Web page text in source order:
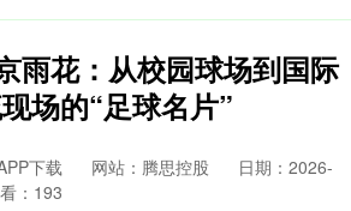
雨花：从校园球场到国际
场的“足球名片”
下载 网站：腾思控股
日期：2026-
：193